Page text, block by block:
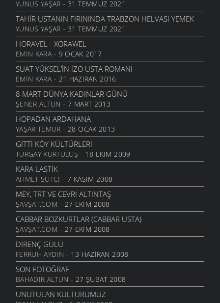
YUNUS YAŞAR - 31 TEMMUZ 2021
TAHIR USTANIN FIRININDA TRABZON HELVASI YEMEK
YUNUS YAŞAR - 31 TEMMUZ 2021
HORAVEL - XORAWEL
EMIN KARA- 9 OCAK 2017
SUAT YÜKSEL’IN İZO USTA ROMANI
EMIN KARA- 21 HAZIRAN 2016
8 MART DÜNYA KADINLAR GÜNÜ
ŞENER ALTUN - 7 MART 2013
HOPADAN ARDAHANA
YAŞAR TEMUR - 28 OCAK 2013
GITTI KÖY KÜLTÜRLERI
TURGAY KURTULUŞ - 18 EKIM 2009
KARA LASTIK
AHMET SUTCI - 7 KASIM 2008
MEY, TRT VE CEVRI ALTINTAŞ
ŞAVŞAT.COM - 27 EKIM 2008
CABBAR BOZKURTLAR (CABBAR USTA)
ŞAVŞAT.COM - 27 EKIM 2008
DIRENÇ GÜLÜ
FERRUH AYDIN - 13 HAZIRAN 2008
SON FOTOĞRAF
BAHADIR ALTUN - 27 ŞUBAT 2008
UNUTULAN KÜLTÜRÜMÜZ